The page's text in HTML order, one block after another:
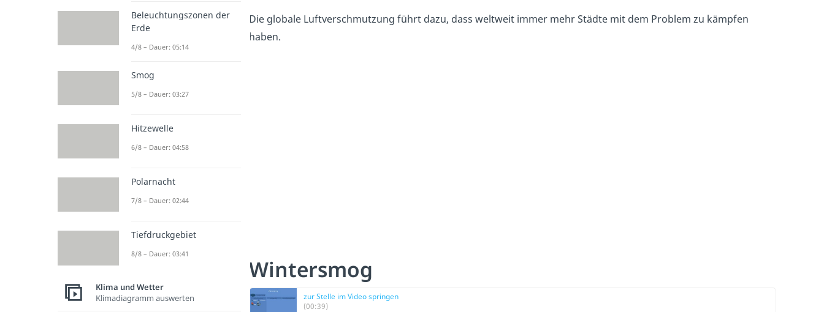
Die globale Luftverschmutzung führt dazu, dass weltweit immer mehr Städte mit dem Problem zu kämpfen
haben.
Wintersmog
zur Stelle im Video springen
(00:39)
Beleuchtungszonen der
Erde
4/8 – Dauer: 05:14
Smog
5/8 – Dauer: 03:27
Hitzewelle
6/8 – Dauer: 04:58
Polarnacht
7/8 – Dauer: 02:44
Tiefdruckgebiet
8/8 – Dauer: 03:41
Klima und Wetter
Klimadiagramm auswerten